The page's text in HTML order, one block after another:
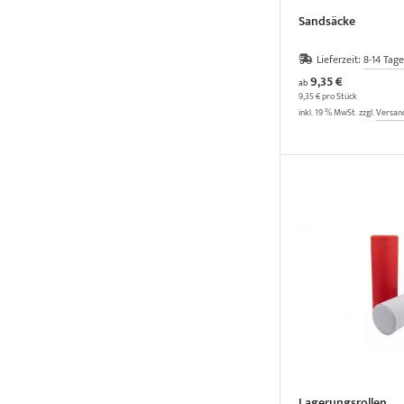
Sandsäcke
Lieferzeit: 8-14 Tage
ab9,35 €
9,35 € pro Stück
inkl. 19 % MwSt. zzgl.